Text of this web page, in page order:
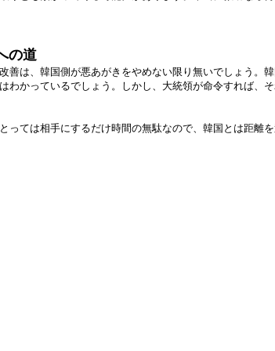
の道
善は、韓国側が悪あがきをやめない限り無いでしょう。
わかっているでしょう。しかし、大統領が命令すれば、
っては相手にするだけ時間の無駄なので、韓国とは距離を